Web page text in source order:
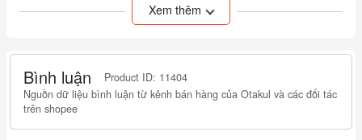
Thuyền trưởng Monkey D. Luffy. wanted 400.000.000 beli
Hoa tiêu Nami.
Xạ thủ Usopp (Sogeking). wanted 33.000.000 beli
Đầu bếp Sanji. wanted 77.000.000 beli
Bác sĩ Tony Tony Chopper. wanted 5 beli
Nhà khảo cổ Nico Robin. wanted 80.000.000 beli
Xem thêm
Bình luận
Product ID: 11404
Nguồn dữ liệu bình luận từ kênh bán hàng của Otakul và các đối tác
trên shopee